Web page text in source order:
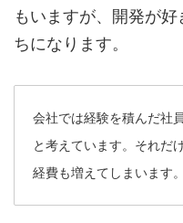
もいますが、開発が
ちになります。
会社では経験を積んだ社
と考えています。それだ
経費も増えてしまいます。